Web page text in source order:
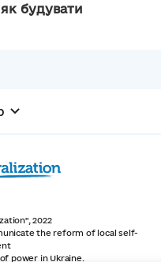
будувати
2022
the reform of local self-
power in Ukraine.